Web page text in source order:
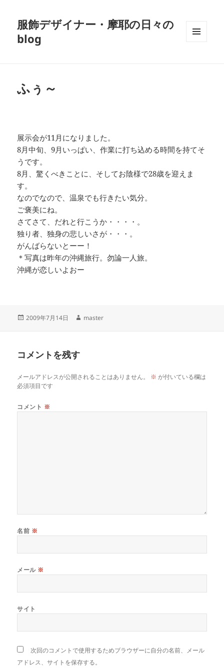
服飾デザイナー・摩耶の日々の
blog
ふぅ～
展示会が11月になりました。
8月中旬、9月いっぱい、作業に打ち込める時間を持てそ
うです。
8月、驚くべきことに、そしてお陰様で28歳を迎えま
す。
なのでなので、温泉でも行きたい気分。
ご褒美にね。
さてさて、だれと行こうか・・・・。
独り者、独身の悲しいさが・・・。
がんばらないとーー！
＊写真は昨年の沖縄旅行。勿論一人旅。
沖縄が恋しいよおー
投
2009年7月14日
作
master
コメントを残す
メールアドレスが公開されることはありません。 ※ が付いている欄は
必須項目です
コメント ※
名前 ※
メール ※
サイト
次回のコメントで使用するためブラウザーに自分の名前、メール
アドレス、サイトを保存する。